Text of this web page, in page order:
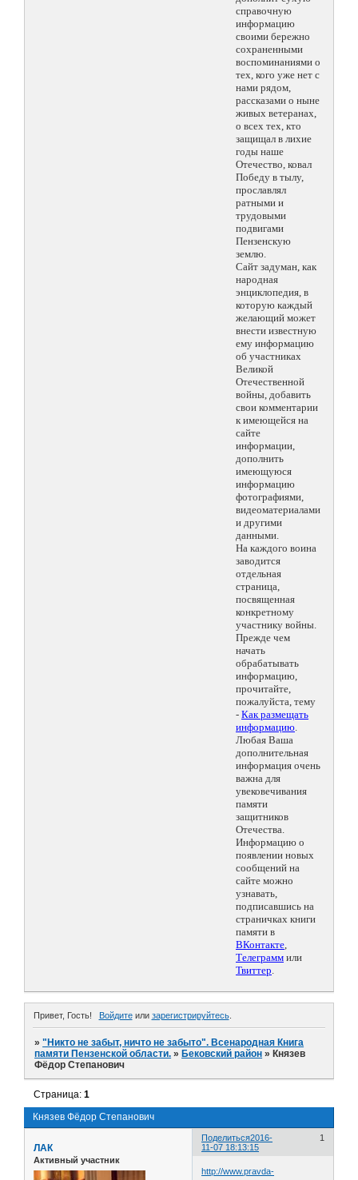
справочную
информацию
своими бережно
сохраненными
воспоминаниями о
тех, кого уже нет с
нами рядом,
рассказами о ныне
живых ветеранах,
о всех тех, кто
защищал в лихие
годы наше
Отечество, ковал
Победу в тылу,
прославлял
ратными и
трудовыми
подвигами
Пензенскую
землю.
Сайт задуман, как
народная
энциклопедия, в
которую каждый
желающий может
внести известную
ему информацию
об участниках
Великой
Отечественной
войны, добавить
свои комментарии
к имеющейся на
сайте
информации,
дополнить
имеющуюся
информацию
фотографиями,
видеоматериалами
и другими
данными.
На каждого воина
заводится
отдельная
страница,
посвященная
конкретному
участнику войны.
Прежде чем
начать
обрабатывать
информацию,
прочитайте,
пожалуйста, тему
- Как размещать
информацию.
Любая Ваша
дополнительная
информация очень
важна для
увековечивания
памяти
защитников
Отечества.
Информацию о
появлении новых
сообщений на
сайте можно
узнавать,
подписавшись на
страничках книги
памяти в
ВКонтакте,
Телеграмм или
Твиттер.
Привет, Гость! Войдитеили зарегистрируйтесь.
»"Никто не забыт, ничто не забыто". Всенародная Книга
памяти Пензенской области. » Бековский район » Князев
Фёдор Степанович
Князев Фёдор Степанович
Страница:1
Поделиться 1
2016-
11-07 18:13:15
ЛАК
Активный участник
http://www.pravda-